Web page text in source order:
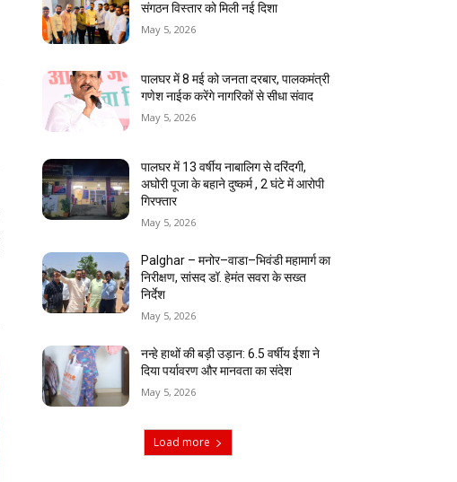
संगठन विस्तार को मिली नई दिशा
May 5, 2026
पालघर में 8 मई को जनता दरबार, पालकमंत्री
गणेश नाईक करेंगे नागरिकों से सीधा संवाद
May 5, 2026
पालघर में 13 वर्षीय नाबालिग से दरिंदगी,
अघोरी पूजा के बहाने दुष्कर्म , 2 घंटे में आरोपी
गिरफ्तार
May 5, 2026
Palghar – मनोर–वाडा–भिवंडी महामार्ग का
निरीक्षण, सांसद डॉ. हेमंत सवरा के सख्त
निर्देश
May 5, 2026
नन्हे हाथों की बड़ी उड़ान: 6.5 वर्षीय ईशा ने
दिया पर्यावरण और मानवता का संदेश
May 5, 2026
Load more